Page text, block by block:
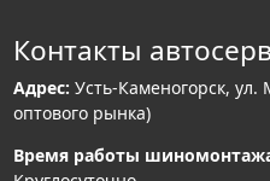
Контакты
Адрес: Усть-Каменогорск,
оптового рынка)
Время работы